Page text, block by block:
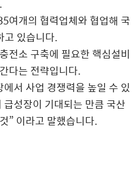
여개의 협력업체와 협업해 국
고 있습니다.
전소 구축에 필요한 핵심설비
다는 전략입니다.
서 사업 경쟁력을 높일 수 있
성장이 기대되는 만큼 국산
” 이라고 말했습니다.